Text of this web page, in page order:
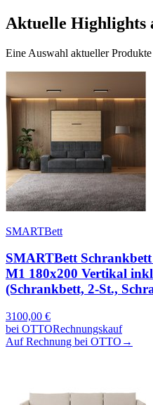
Aktuelle Highlights
Eine Auswahl aktueller
SMARTBett
SMARTBett
M1 180x200 Vertikal
(Schrankbett, 2-St.,
3100,00 €
bei OTTORechnungskauf
Auf Rechnung bei OTTO →